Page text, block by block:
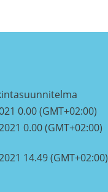
0.00 (GMT+02:00)
0.00 (GMT+02:00)
14.49 (GMT+02:00)